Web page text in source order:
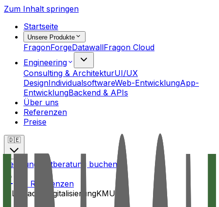
Zum Inhalt springen
Startseite
Unsere Produkte
FragonForgeDatawallFragon Cloud
Engineering
Consulting & ArchitekturUI/UX
DesignIndividualsoftwareWeb-EntwicklungApp-
EntwicklungBackend & APIs
Über uns
Referenzen
Preise
🇩🇪
Beratung
Erstberatung buchen
Alle Referenzen
Leitfaden DigitalisierungKMU